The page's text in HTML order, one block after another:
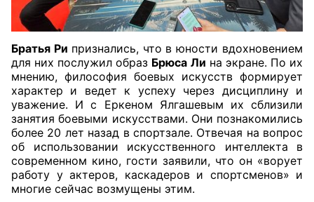
Братья Ри признались, что в юности вдохновением
для них послужил образ Брюса Ли на экране. По их
мнению, философия боевых искусств формирует
характер и ведет к успеху через дисциплину и
уважение. И с Еркеном Ялгашевым их сблизили
занятия боевыми искусствами. Они познакомились
более 20 лет назад в спортзале. Отвечая на вопрос
об использовании искусственного интеллекта в
современном кино, гости заявили, что он «ворует
работу у актеров, каскадеров и спортсменов» и
многие сейчас возмущены этим.